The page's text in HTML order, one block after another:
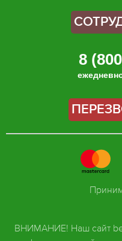
8
ВНИМАНИЕ! Наш сайт